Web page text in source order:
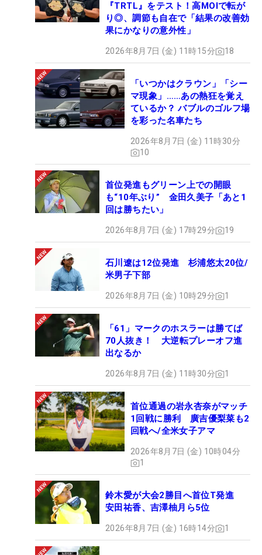
『TRTL』をテスト！高MOIで転が
り◎、調節も自在で「結果の改善効
果にかなりの意外性」
2026年8月7日 (金) 11時15分 18
「いつかはクラウン」「シー
マ現象」……あの熱狂を覚え
ているか？ バブルのゴルフ場
を彩った名車たち
2026年8月7日 (金) 11時30分
10
首位発進もグリーン上での開眼
も“10年ぶり” 金田久美子「あと1
回は勝ちたい」
2026年8月7日 (金) 17時29分 19
石川遼は12位発進 杉浦悠太20位/
米男子下部
2026年8月7日 (金) 10時29分 1
「61」マークのホスラーは勝てば
70人抜き！ 大逆転プレーオフ進
出なるか
2026年8月7日 (金) 11時30分 1
首位通過の岩永杏奈がマッチ
1回戦に勝利 廣吉優梨菜も2
回戦へ/全米女子アマ
2026年8月7日 (金) 10時04分
1
鈴木愛が大会2勝目へ首位T発進
安田祐香、吉澤柚月ら5位
2026年8月7日 (金) 16時14分 1